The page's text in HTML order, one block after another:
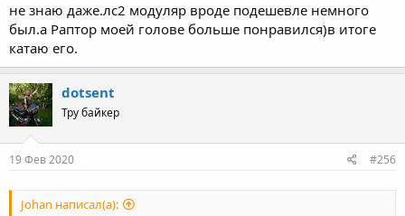
не знаю даже.лс2 модуляр вроде подешевле немного
был.а Раптор моей голове больше понравился)в итоге
катаю его.
dotsent
Тру байкер
19 Фев 2020 #256
Johan написал(а):